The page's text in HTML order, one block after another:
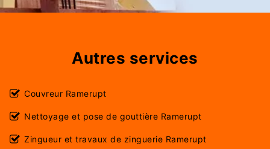
Autres services
Couvreur Ramerupt
Nettoyage et pose de gouttière Ramerupt
Zingueur et travaux de zinguerie Ramerupt